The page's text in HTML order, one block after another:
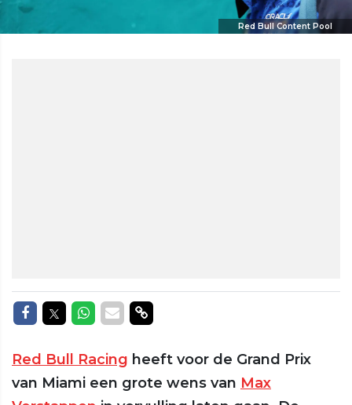
Red Bull Content Pool
Delen op Facebook
Delen op Twitter
Delen op Whatsapp
Delen via Mail
Delen via link
Red Bull Racing heeft voor de Grand Prix
van Miami een grote wens van Max